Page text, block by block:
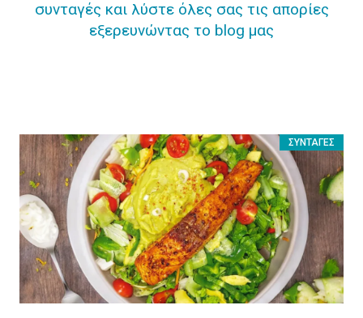
συνταγές και λύστε όλες σας τις απορίες
εξερευνώντας το blog μας
ΣΥΝΤΑΓΈΣ